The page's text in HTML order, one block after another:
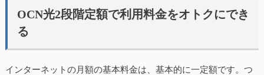
OCN光2段階定額で利用料金をオトクにでき
る
インターネットの月額の基本料金は、基本的に一定額です。つ